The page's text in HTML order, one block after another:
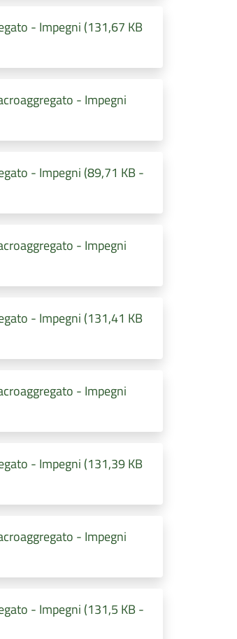
- Impegni (131,67 KB
- Impegni
- Impegni (89,71 KB -
- Impegni
- Impegni (131,41 KB
- Impegni
- Impegni (131,39 KB
- Impegni
- Impegni (131,5 KB -